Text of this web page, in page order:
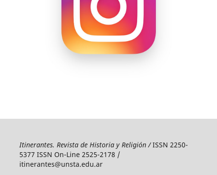
Itinerantes. Revista de Historia y Religión /ISSN 2250-
5377 ISSN On-Line 2525-2178 /
itinerantes@unsta.edu.ar